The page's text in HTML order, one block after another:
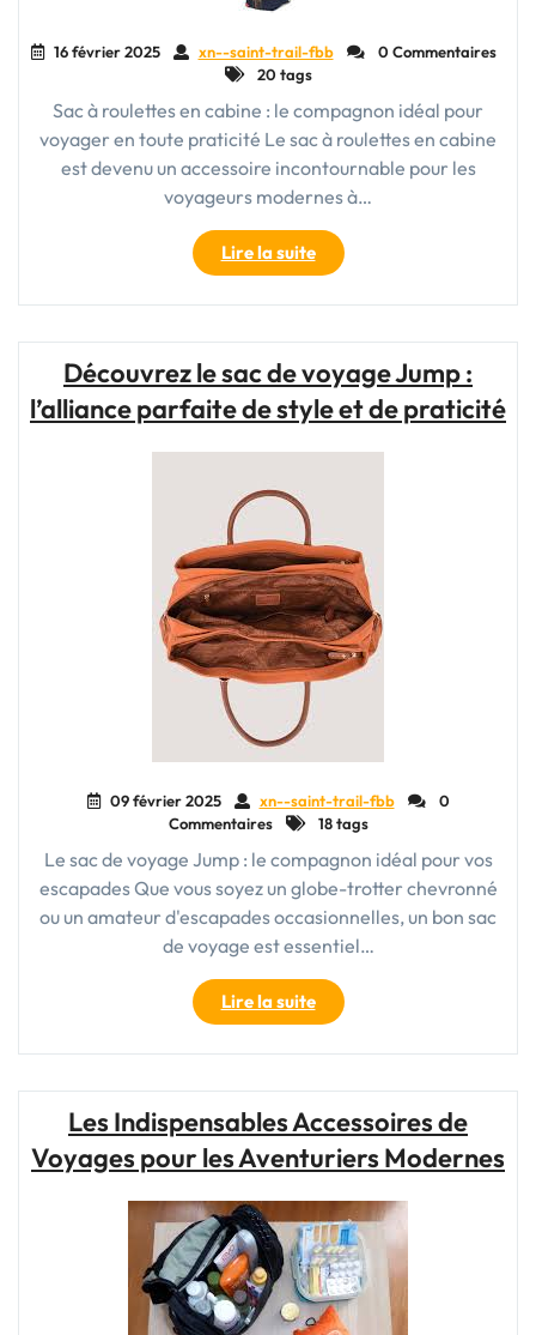
16 février 2025 xn--saint-trail-fbb
0 Commentaires
20 tags
Sac à roulettes en cabine : le compagnon idéal pour
voyager en toute praticité Le sac à roulettes en cabine
est devenu un accessoire incontournable pour les
voyageurs modernes à…
Lire la suite"Le
sac
à
:
l’allié
et
pratique"
Découvrez le sac de voyage Jump :
l’alliance parfaite de style et de praticité
09 février 2025 xn--saint-trail-fbb
0
Commentaires
18 tags
Le sac de voyage Jump : le compagnon idéal pour vos
escapades Que vous soyez un globe-trotter chevronné
ou un amateur d'escapades occasionnelles, un bon sac
de voyage est essentiel…
Lire la suite"Découvrez
le
sac
Jump
:
parfaite
de
style
et
de
Les Indispensables Accessoires de
Voyages pour les Aventuriers Modernes